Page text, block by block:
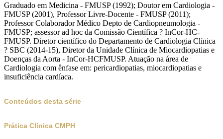
Graduado em Medicina - FMUSP (1992); Doutor em Cardiologia -
FMUSP (2001), Professor Livre-Docente - FMUSP (2011);
Professor Colaborador Médico Depto de Cardiopneumologia -
FMUSP; assessor ad hoc da Comissão Científica ? InCor-HC-
FMUSP. Diretor científico do Departamento de Cardiologia Clínica
? SBC (2014-15), Diretor da Unidade Clínica de Miocardiopatias e
Doenças da Aorta - InCor-HCFMUSP. Atuação na área de
Cardiologia com ênfase em: pericardiopatias, miocardiopatias e
insuficiência cardíaca.
Conteúdos desta série
Prática Clínica CMPH